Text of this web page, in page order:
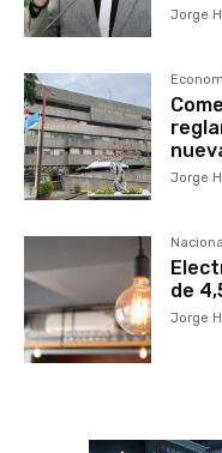
Jorge
Jorge
de
Jorge